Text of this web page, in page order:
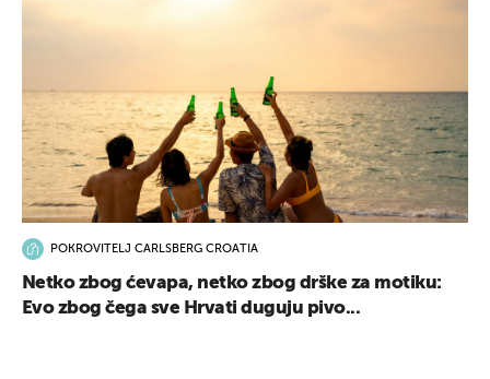
POKROVITELJ CARLSBERG CROATIA
Netko zbog ćevapa, netko zbog drške za motiku:
Evo zbog čega sve Hrvati duguju pivo...